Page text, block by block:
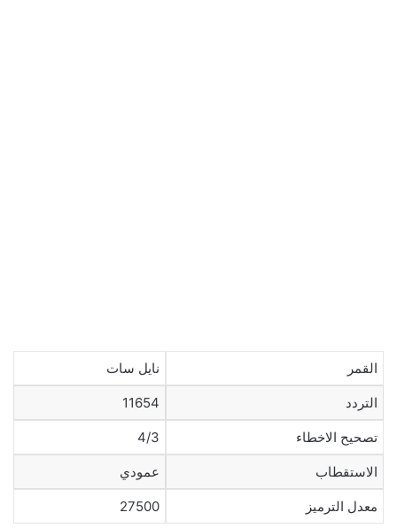
القمر نايل سات
التردد 11654
تصحيح الاخطاء 4/3
الاستقطاب عمودي
معدل الترميز 27500